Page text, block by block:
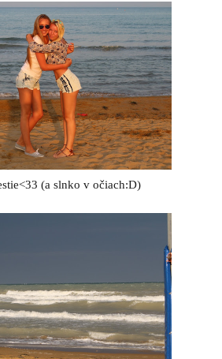
(a slnko v očiach:D)